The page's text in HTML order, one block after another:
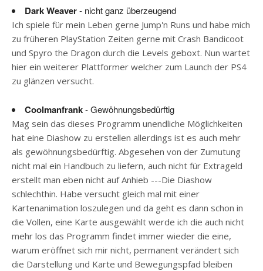
Dark Weaver- nicht ganz überzeugend
Ich spiele für mein Leben gerne Jump'n Runs und habe mich
zu früheren PlayStation Zeiten gerne mit Crash Bandicoot
und Spyro the Dragon durch die Levels geboxt. Nun wartet
hier ein weiterer Plattformer welcher zum Launch der PS4
zu glänzen versucht.
Coolmanfrank- Gewöhnungsbedürftig
Mag sein das dieses Programm unendliche Möglichkeiten
hat eine Diashow zu erstellen allerdings ist es auch mehr
als gewöhnungsbedürftig. Abgesehen von der Zumutung
nicht mal ein Handbuch zu liefern, auch nicht für Extrageld
erstellt man eben nicht auf Anhieb ---Die Diashow
schlechthin. Habe versucht gleich mal mit einer
Kartenanimation loszulegen und da geht es dann schon in
die Vollen, eine Karte ausgewählt werde ich die auch nicht
mehr los das Programm findet immer wieder die eine,
warum eröffnet sich mir nicht, permanent verändert sich
die Darstellung und Karte und Bewegungspfad bleiben